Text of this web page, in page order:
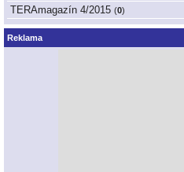
TERAmagazín 4/2015 (0)
Reklama